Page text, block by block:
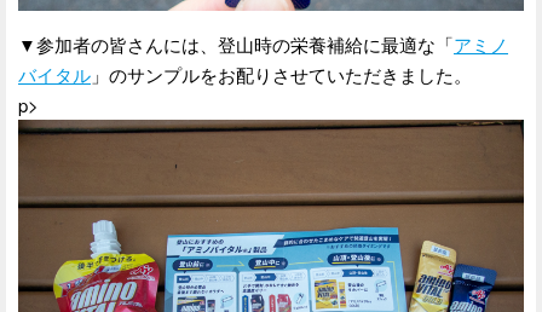
▼参加者の皆さんには、登山時の栄養補給に最適な「アミノ
バイタル 」のサンプルをお配りさせていただきました。
p>